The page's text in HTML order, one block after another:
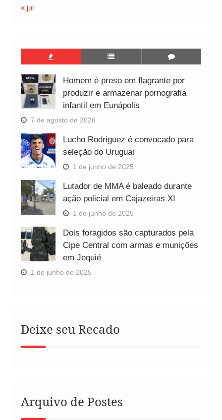
« jul
Homem é preso em flagrante por
produzir e armazenar pornografia
infantil em Eunápolis
7 de agosto de 2026
Lucho Rodriguez é convocado para
seleção do Uruguai
1 de junho de 2025
Lutador de MMA é baleado durante
ação policial em Cajazeiras XI
1 de junho de 2025
Dois foragidos são capturados pela
Cipe Central com armas e munições
em Jequié
1 de junho de 2025
Deixe seu Recado
Arquivo de Postes